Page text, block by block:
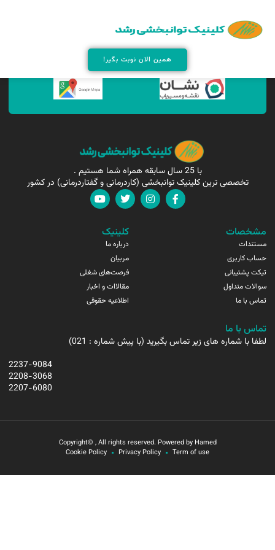
همین الان نوبت بگیر!
همین الان مارا پیدا کنید !
با 25 سال سابقه همراه شما هستیم .
تخصصی ترین کلینیک توانبخشی (کاردرمانی و گفتاردرمانی) در کشور
مشخصات
مستندات
حساب کاربری
تیکت پشتیبانی
سوالات متداول
تماس با ما
کلینیک
درباره ما
مربیان
فرصت‌های شغلی
مقالاات و اخبار
اطلاعیه حقوقی
تماس با ما
لطفا با شماره های زیر تماس بگیرید (با پیش شماره : 021)
2237-9084
2208-3068
2207-6080
Copyright© , All rights reserved. Powered by Hamed
Term of use
Privacy Policy
Cookie Policy